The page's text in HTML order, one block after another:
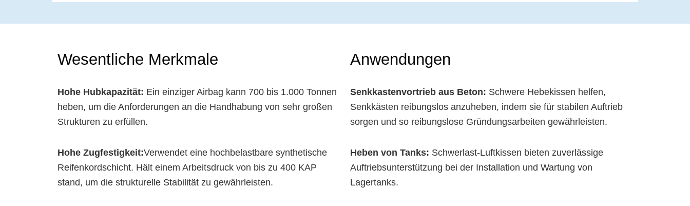
Wesentliche Merkmale
Hohe Hubkapazität: Ein einziger Airbag kann 700 bis 1.000 Tonnen
heben, um die Anforderungen an die Handhabung von sehr großen
Strukturen zu erfüllen.
Hohe Zugfestigkeit:Verwendet eine hochbelastbare synthetische
Reifenkordschicht. Hält einem Arbeitsdruck von bis zu 400 KAP
stand, um die strukturelle Stabilität zu gewährleisten.
Anwendungen
Senkkastenvortrieb aus Beton: Schwere Hebekissen helfen,
Senkkästen reibungslos anzuheben, indem sie für stabilen Auftrieb
sorgen und so reibungslose Gründungsarbeiten gewährleisten.
Heben von Tanks: Schwerlast-Luftkissen bieten zuverlässige
Auftriebsunterstützung bei der Installation und Wartung von
Lagertanks.